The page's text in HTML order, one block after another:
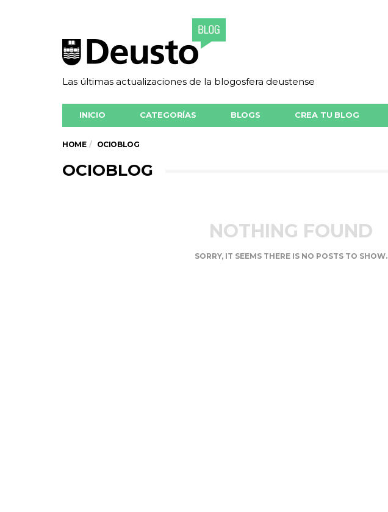
Las últimas actualizaciones de la blogosfera deustense
INICIO CATEGORÍAS BLOGS CREA TU BLOG
HOME OCIOBLOG
OCIOBLOG
NOTHING FOUND
SORRY, IT SEEMS THERE IS NO POSTS TO SHOW.